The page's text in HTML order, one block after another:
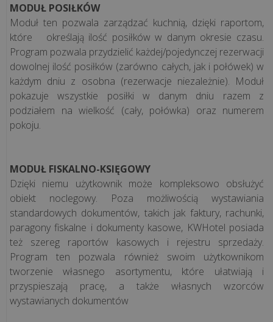
wszystkie
artykuły
>>
MODUŁ POSIŁKÓW
Moduł ten pozwala zarządzać kuchnią, dzięki raportom,
które określają ilość posiłków w danym okresie czasu.
Program pozwala przydzielić każdej/pojedynczej rezerwacji
dowolnej ilość posiłków (zarówno całych, jak i połówek) w
każdym dniu z osobna (rezerwacje niezależnie). Moduł
pokazuje wszystkie posiłki w danym dniu razem z
podziałem na wielkość (cały, połówka) oraz numerem
pokoju.
MODUŁ FISKALNO-KSIĘGOWY
Dzięki niemu użytkownik może kompleksowo obsłużyć
obiekt noclegowy. Poza możliwością wystawiania
standardowych dokumentów, takich jak faktury, rachunki,
paragony fiskalne i dokumenty kasowe, KWHotel posiada
też szereg raportów kasowych i rejestru sprzedaży.
Program ten pozwala również swoim użytkownikom
tworzenie własnego asortymentu, które ułatwiają i
przyspieszają pracę, a także własnych wzorców
wystawianych dokumentów